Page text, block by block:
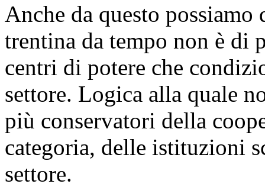
Anche da questo
trentina da tempo non è di
centri di potere che
settore. Logica alla quale
più conservatori della
categoria, delle istituzioni
settore.